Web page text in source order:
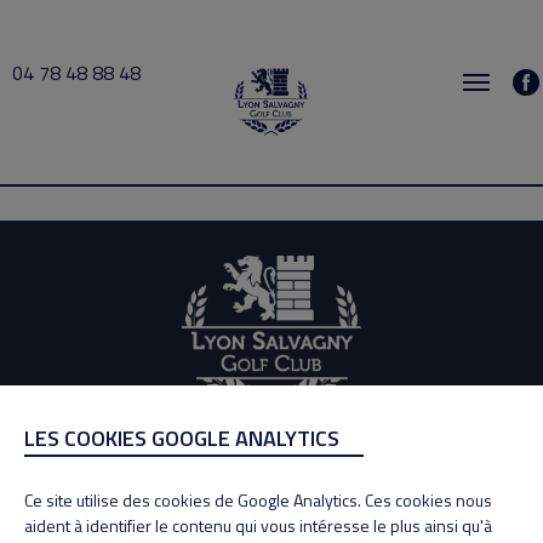
04 78 48 88 48
Stage 2025-07-31 07:00 → 2025-07-31 20:00
ADRESSE
69890 La Tour de Salvagny
Tél : 04 78 48 88 48
LES COOKIES GOOGLE ANALYTICS
Ce site utilise des cookies de Google Analytics. Ces cookies nous
aident à identifier le contenu qui vous intéresse le plus ainsi qu'à